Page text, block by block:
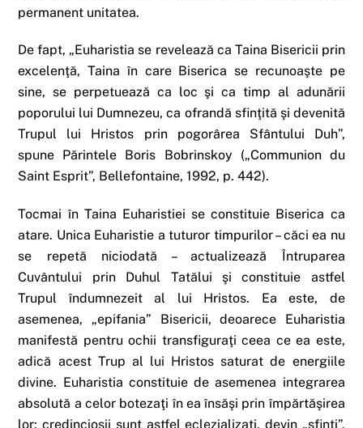
permanent unitatea.
De fapt, „Euharistia se revelează ca Taina Bisericii prin
excelenţă, Taina în care Biserica se recunoaşte pe
sine, se perpetuează ca loc şi ca timp al adunării
poporului lui Dumnezeu, ca ofrandă sfinţită şi devenită
Trupul lui Hristos prin pogorârea Sfântului Duh”,
spune Părintele Boris Bobrinskoy („Communion du
Saint Esprit”, Bellefontaine, 1992, p. 442).
Tocmai în Taina Euharistiei se constituie Biserica ca
atare. Unica Euharistie a tuturor timpurilor – căci ea nu
se repetă niciodată – actualizează Întruparea
Cuvântului prin Duhul Tatălui şi constituie astfel
Trupul îndumnezeit al lui Hristos. Ea este, de
asemenea, „epifania” Bisericii, deoarece Euharistia
manifestă pentru ochii transfiguraţi ceea ce ea este,
adică acest Trup al lui Hristos saturat de energiile
divine. Euharistia constituie de asemenea integrarea
absolută a celor botezaţi în ea însăşi prin împărtăşirea
lor: credincioşii sunt astfel eclezializaţi, devin „sfinţi”,